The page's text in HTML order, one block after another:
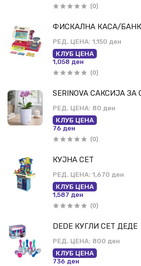
(0)
ФИСКАЛНА КАСА/
РЕД. ЦЕНА: 1,150 ден
КЛУБ ЦЕНА
1,058 ден
(0)
SERINOVA САКСИЈА
РЕД. ЦЕНА: 80 ден
КЛУБ ЦЕНА
76 ден
(0)
КУЈНА СЕТ
РЕД. ЦЕНА: 1,670 ден
КЛУБ ЦЕНА
1,587 ден
(0)
DEDE КУГЛИ СЕТ ДЕДЕ
РЕД. ЦЕНА: 800 ден
КЛУБ ЦЕНА
736 ден